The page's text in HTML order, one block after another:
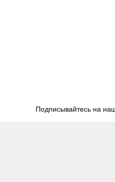
Подписывайтесь на